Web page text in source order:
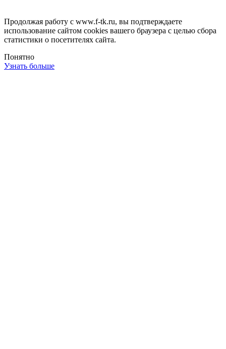
Продолжая работу с www.f-tk.ru, вы подтверждаете
использование сайтом cookies вашего браузера с целью сбора
статистики о посетителях сайта.
Понятно
Узнать больше